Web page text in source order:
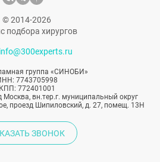
© 2014-2026
подбора хирургов
info@300experts.ru
группа «СИНОБИ»
7743705998
КПП: 772401001
Москва, вн.тер.г. муниципальный округ
проезд Шипиловский, д. 27, помещ. 13Н
ЗВОНОК